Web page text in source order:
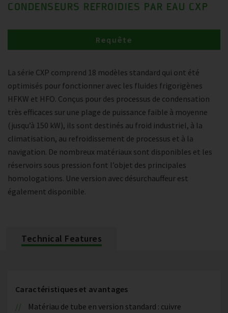
CONDENSEURS REFROIDIES PAR EAU CXP
La série CXP comprend 18 modèles standard qui ont été
optimisés pour fonctionner avec les fluides frigorigènes
HFKW et HFO. Conçus pour des processus de condensation
très efficaces sur une plage de puissance faible à moyenne
(jusqu’à 150 kW), ils sont destinés au froid industriel, à la
climatisation, au refroidissement de processus et à la
navigation. De nombreux matériaux sont disponibles et les
réservoirs sous pression font l’objet des principales
homologations. Une version avec désurchauffeur est
également disponible.
Requête
Technical Features
Caractéristiques et avantages
Matériau de tube en version standard : cuivre